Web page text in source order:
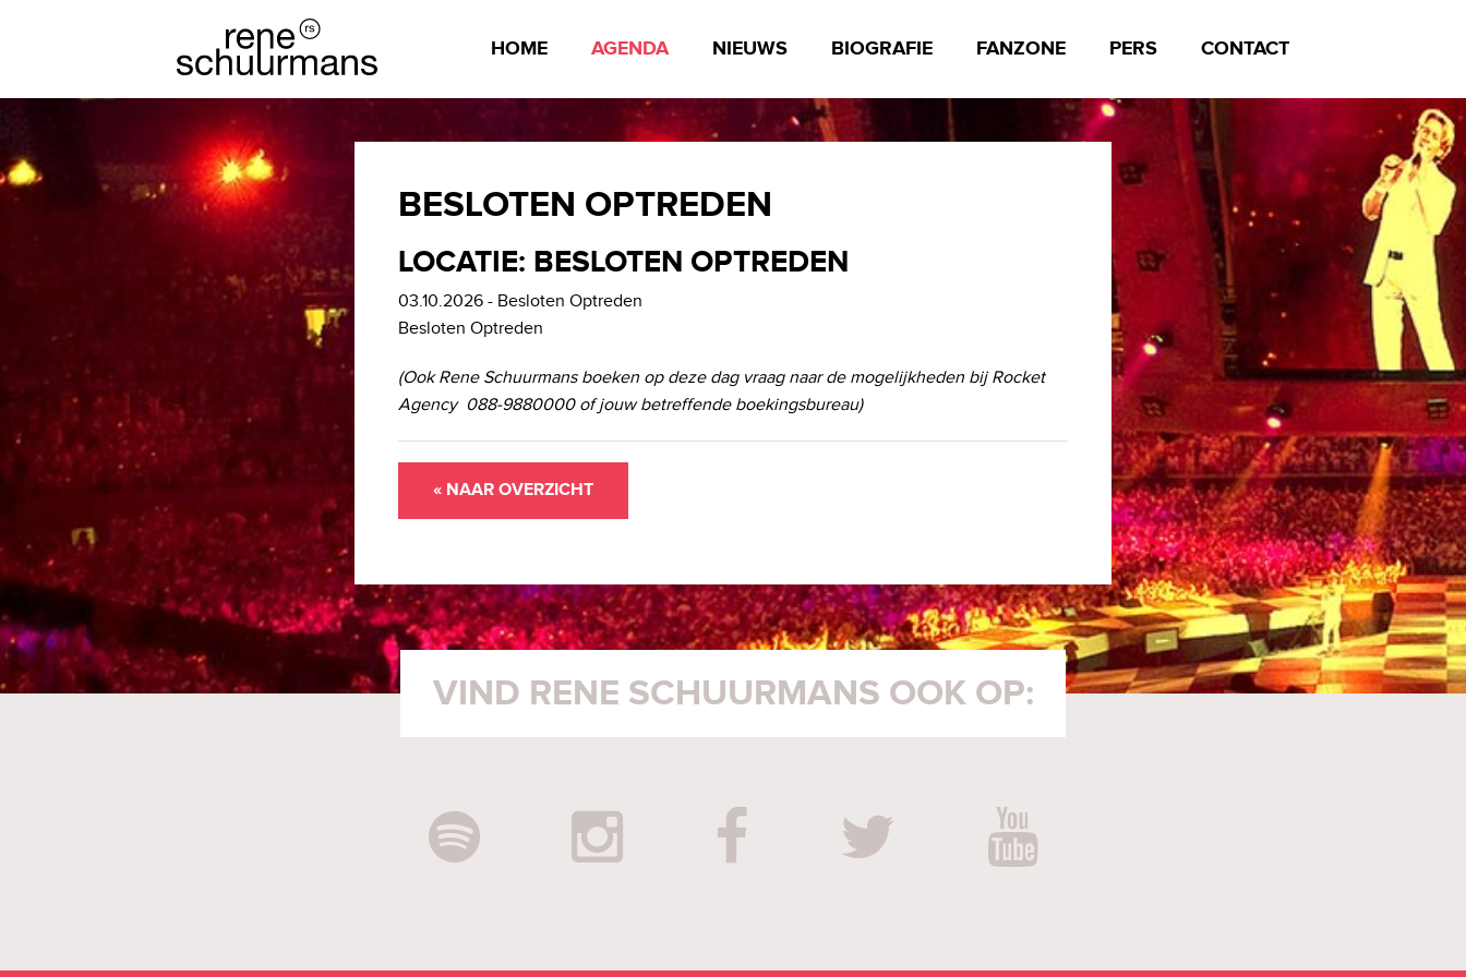
HOME AGENDA NIEUWS BIOGRAFIE FANZONE PERS CONTACT
BESLOTEN OPTREDEN
LOCATIE: BESLOTEN OPTREDEN
03.10.2026 - Besloten Optreden
Besloten Optreden
(Ook Rene Schuurmans boeken op deze dag vraag naar de mogelijkheden bij Rocket
Agency 088-9880000 of jouw betreffende boekingsbureau)
« NAAR OVERZICHT